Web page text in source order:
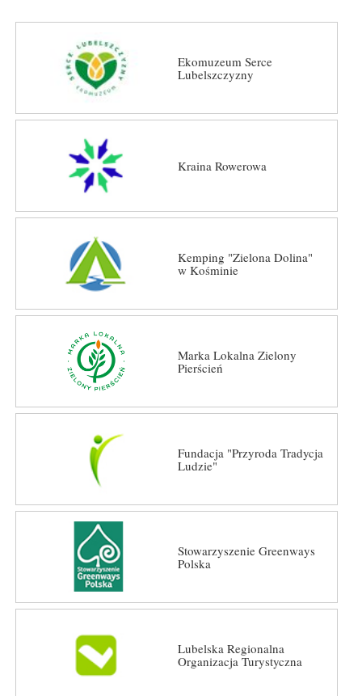
Ekomuzeum Serce
Lubelszczyzny
Kraina Rowerowa
Kemping "Zielona Dolina"
w Kośminie
Marka Lokalna Zielony
Pierścień
Fundacja "Przyroda Tradycja
Ludzie"
Stowarzyszenie Greenways
Polska
Lubelska Regionalna
Organizacja Turystyczna